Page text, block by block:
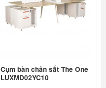
Cụm bàn chân sắt The One
LUXMD02YC10